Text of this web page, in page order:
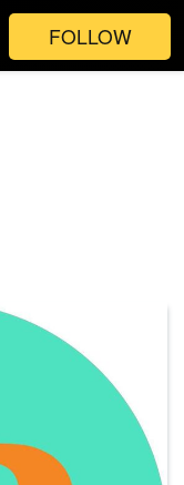
FOLLOW